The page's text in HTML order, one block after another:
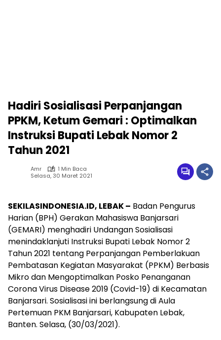
Hadiri Sosialisasi Perpanjangan
PPKM, Ketum Gemari : Optimalkan
Instruksi Bupati Lebak Nomor 2
Tahun 2021
Amr
1 Min Baca
Selasa, 30 Maret 2021
SEKILASINDONESIA.ID, LEBAK – Badan Pengurus
Harian (BPH) Gerakan Mahasiswa Banjarsari
(GEMARI) menghadiri Undangan Sosialisasi
menindaklanjuti Instruksi Bupati Lebak Nomor 2
Tahun 2021 tentang Perpanjangan Pemberlakuan
Pembatasan Kegiatan Masyarakat (PPKM) Berbasis
Mikro dan Mengoptimalkan Posko Penanganan
Corona Virus Disease 2019 (Covid-19) di Kecamatan
Banjarsari. Sosialisasi ini berlangsung di Aula
Pertemuan PKM Banjarsari, Kabupaten Lebak,
Banten. Selasa, (30/03/2021).